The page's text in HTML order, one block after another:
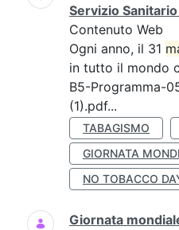
Servizio
Contenuto Web
Ogni anno, il 31
in tutto il mondo
B5-Programma-
(1).pdf...
TABAGISMO
GIORNATA
NO TOBACCO
Giornata